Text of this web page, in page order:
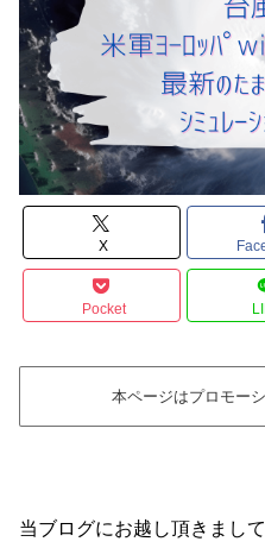
X
Pocket
本ページはプロモー
当ブログにお越し頂きまし